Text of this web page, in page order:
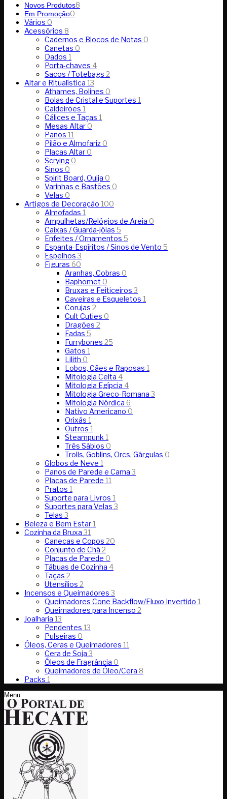
Novos Produtos8
Em Promoção0
Vários 0
Acessórios 8
Cadernos e Blocos de Notas 0
Canetas 0
Dados 1
Porta-chaves 4
Sacos / Totebags 2
Altar e Ritualística 13
Athames, Bolines 0
Bolas de Cristal e Suportes 1
Caldeirões 1
Cálices e Taças 1
Mesas Altar 0
Panos 11
Pilão e Almofariz 0
Placas Altar 0
Scrying 0
Sinos 0
Spirit Board, Ouija 0
Varinhas e Bastões 0
Velas 0
Artigos de Decoração 100
Almofadas 1
Ampulhetas/Relógios de Areia 0
Caixas / Guarda-jóias 5
Enfeites / Ornamentos 5
Espanta-Espíritos / Sinos de Vento 5
Espelhos3
Figuras 60
Aranhas, Cobras 0
Baphomet 0
Bruxas e Feiticeiros3
Caveiras e Esqueletos 1
Corujas 2
Cult Cuties 0
Dragões 2
Fadas 5
Furrybones 25
Gatos 1
Lilith 0
Lobos, Cães e Raposas 1
Mitologia Celta 4
Mitologia Egípcia 4
Mitologia Greco-Romana3
Mitologia Nórdica 6
Nativo Americano 0
Orixás 1
Outros 1
Steampunk 1
Três Sábios 0
Trolls, Goblins, Orcs, Gárgulas 0
Globos de Neve 1
Panos de Parede e Cama3
Placas de Parede 11
Pratos 1
Suporte para Livros 1
Suportes para Velas3
Telas3
Beleza e Bem Estar 1
Cozinha da Bruxa31
Canecas e Copos 20
Conjunto de Chá 2
Placas de Parede 0
Tábuas de Cozinha 4
Taças 2
Utensílios 2
Incensos e Queimadores3
Queimadores Cone Backflow/Fluxo Invertido 1
Queimadores para Incenso 2
Joalharia 13
Pendentes 13
Pulseiras 0
Óleos, Ceras e Queimadores 11
Cera de Soja3
Óleos de Fragrância 0
Queimadores de Óleo/Cera 8
Packs 1
Menu